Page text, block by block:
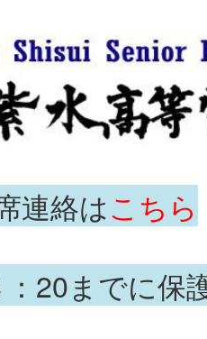
連絡はこちら
20までに保